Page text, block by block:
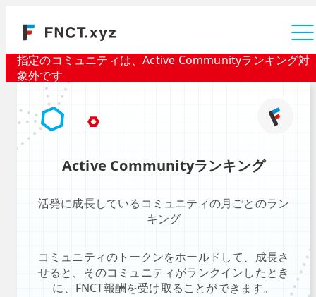
指定のコミュニティは、Active Communityランキング対
象外です
Active Communityランキング
活発に成長しているコミュニティの月ごとのラン
キング
コミュニティのトークンをホールドして、成長さ
せると、そのコミュニティがランクインしたとき
に、FNCT報酬を受け取ることができます。